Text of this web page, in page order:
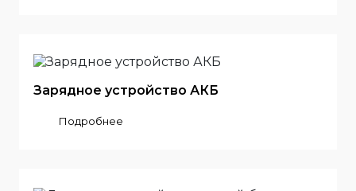
Зарядное устройство АКБ
Подробнее